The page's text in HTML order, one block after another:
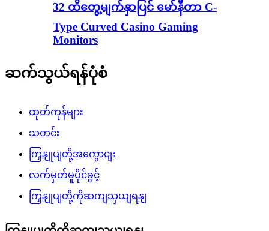
32 ထိတွေ့မျက်နှာပြင် မော်နီတာ C-
Type Curved Casino Gaming
Monitors
ဆက်သွယ်ရန်ပုံစံ
ထုတ်ကုန်များ
သတင်း
ကြှနျုပျတို့အကွောငျး
လက်မှတ်မူပိုင်ခွင့်
ကြှနျုပျတို့ကိုဆကျသှယျရနျ